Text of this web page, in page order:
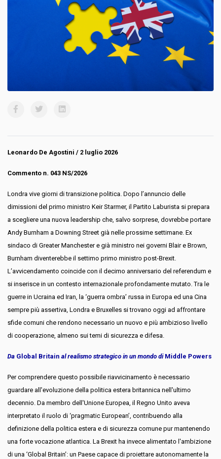
Leonardo De Agostini / 2 luglio 2026
Commento n. 043 NS/2026
Londra vive giorni di transizione politica. Dopo l’annuncio delle
dimissioni del primo ministro Keir Starmer, il Partito Laburista si prepara
a scegliere una nuova leadership che, salvo sorprese, dovrebbe portare
Andy Burnham a Downing Street già nelle prossime settimane. Ex
sindaco di Greater Manchester e già ministro nei governi Blair e Brown,
Burnham diventerebbe il settimo primo ministro post-Brexit.
L’avvicendamento coincide con il decimo anniversario del referendum e
si inserisce in un contesto internazionale profondamente mutato. Tra le
guerre in Ucraina ed Iran, la ‘guerra ombra’ russa in Europa ed una Cina
sempre più assertiva, Londra e Bruxelles si trovano oggi ad affrontare
sfide comuni che rendono necessario un nuovo e più ambizioso livello
di cooperazione, almeno sui temi di sicurezza e difesa.
Da Global Britain al realismo strategico in un mondo di Middle Powers
Per comprendere questo possibile riavvicinamento è necessario
guardare all'evoluzione della politica estera britannica nell'ultimo
decennio. Da membro dell'Unione Europea, il Regno Unito aveva
interpretato il ruolo di ‘pragmatic European’, contribuendo alla
definizione della politica estera e di sicurezza comune pur mantenendo
una forte vocazione atlantica. La Brexit ha invece alimentato l'ambizione
di una ‘Global Britain’: un Paese capace di proiettare autonomamente la